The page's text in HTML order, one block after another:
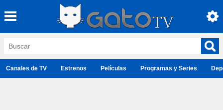
Canales de TV Estrenos Películas Programas y Series